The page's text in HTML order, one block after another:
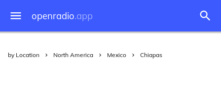
openradio.app
by Location North America Mexico Chiapas